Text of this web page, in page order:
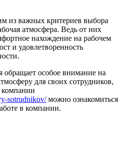
из важных критериев выбора
атмосфера. Ведь от них
нахождение на рабочем
и удовлетворенность
особое внимание на
для своих сотрудников,
компании
sotrudnikov/можно ознакомиться
в компании.